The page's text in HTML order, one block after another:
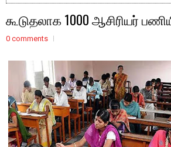
கூடுதலாக 1000 ஆசிரியர்
0 comments